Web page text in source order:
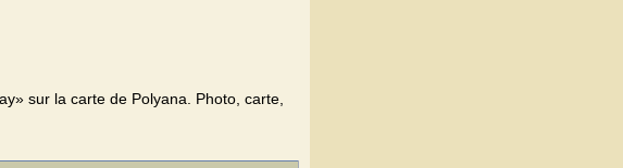
sur la carte de Polyana. Photo, carte,